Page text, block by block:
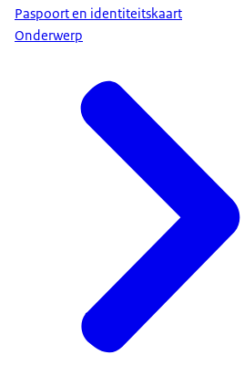
Paspoort en identiteitskaart
Onderwerp